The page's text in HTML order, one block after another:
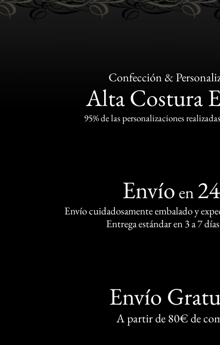
Confección &
Alta Costura
95% de las personalizaciones
Envío en
Envío cuidadosamente embalado y
Entrega estándar en 3 a 7
Envío
A partir de 80€ de